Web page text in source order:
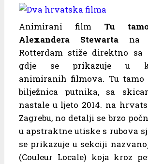
Animirani film Tu
Alexandera Stewartana
Rotterdam stiže direktno sa
gdje se prikazuje u
animiranih filmova. Tu tamo
bilježnica putnika, sa
nastale u ljeto 2014. na
Zagrebu, no detalji se brzo
u apstraktne utiske s rubova
se prikazuje u sekciji
(Couleur Locale) koja kroz